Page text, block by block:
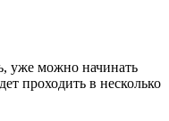
уже можно начинать
проходить в несколько